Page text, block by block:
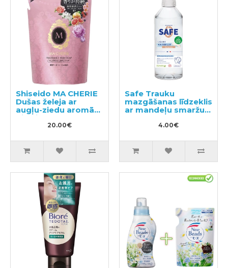
Shiseido MA CHERIE
Dušas želeja ar
augļu-ziedu aromātu
pildviela 350ml
20.00€
Safe Trauku
mazgāšanas līdzeklis
ar mandeļu smaržu
4.00€